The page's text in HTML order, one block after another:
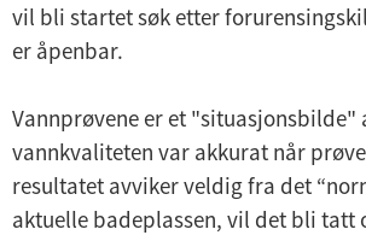
vil bli startet søk etter
er åpenbar.
Vannprøvene er et "situasjonsbilde"
vannkvaliteten var akkurat når
resultatet avviker veldig fra det
aktuelle badeplassen, vil det bli tatt